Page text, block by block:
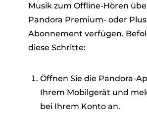
Musik zum Offline-Hören
Pandora Premium- oder
Abonnement verfügen.
diese Schritte:
Öffnen Sie die Pandora-
Ihrem Mobilgerät und
bei Ihrem Konto an.